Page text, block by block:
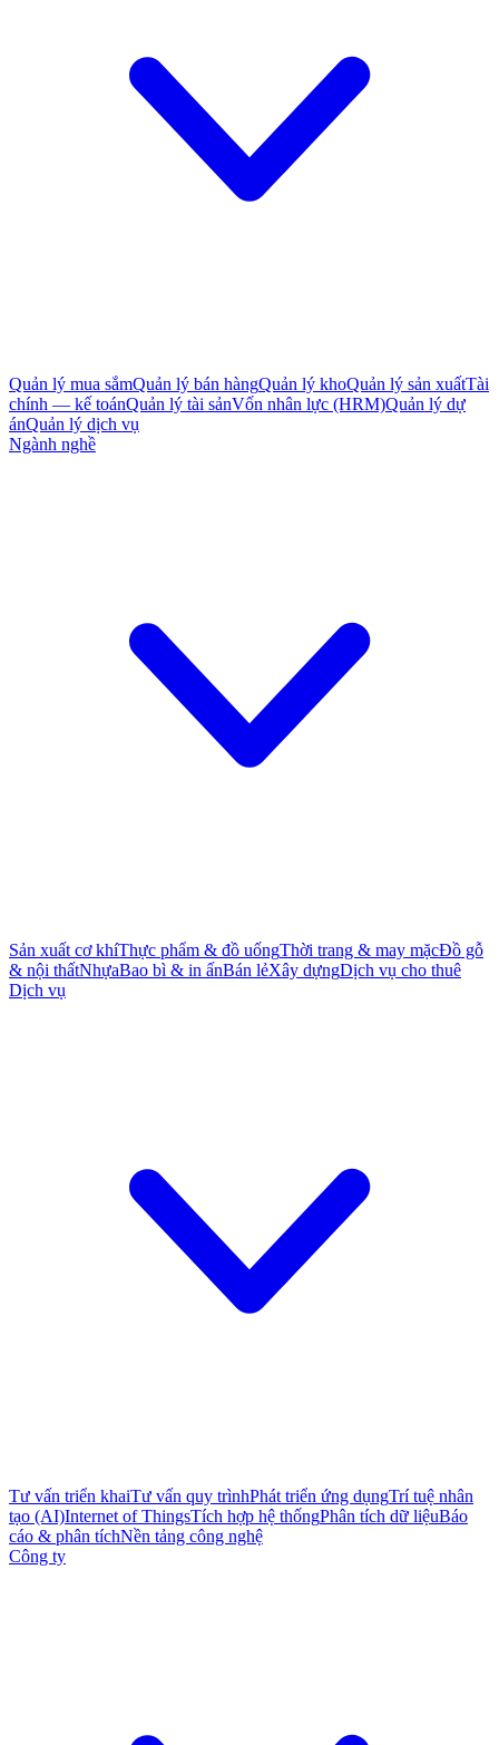
Quản lý mua sắmQuản lý bán hàngQuản lý khoQuản lý sản xuấtTài
chính — kế toánQuản lý tài sảnVốn nhân lực (HRM)Quản lý dự
ánQuản lý dịch vụ
Ngành nghề
Sản xuất cơ khíThực phẩm & đồ uốngThời trang & may mặcĐồ gỗ
& nội thấtNhựaBao bì & in ấnBán lẻXây dựngDịch vụ cho thuê
Dịch vụ
Tư vấn triển khaiTư vấn quy trìnhPhát triển ứng dụngTrí tuệ nhân
tạo (AI)Internet of ThingsTích hợp hệ thốngPhân tích dữ liệuBáo
cáo & phân tíchNền tảng công nghệ
Công ty